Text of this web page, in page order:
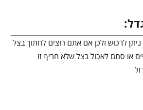
לרכוש ולכן אם אתם רוצים לחתוך בצל
או סתם לאכול בצל שלא חריף זו